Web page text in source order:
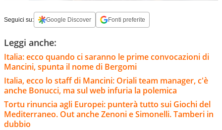
Seguici su: Google Discover Fonti preferite
Leggi anche:
Italia: ecco quando ci saranno le prime convocazioni di
Mancini, spunta il nome di Bergomi
Italia, ecco lo staff di Mancini: Oriali team manager, c'è
anche Bonucci, ma sul web infuria la polemica
Tortu rinuncia agli Europei: punterà tutto sui Giochi del
Mediterraneo. Out anche Zenoni e Simonelli. Tamberi in
dubbio